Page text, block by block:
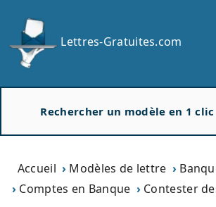
Lettres-Gratuites.com
Accueil Modèles de lettre
Comptes en Banque
Contester